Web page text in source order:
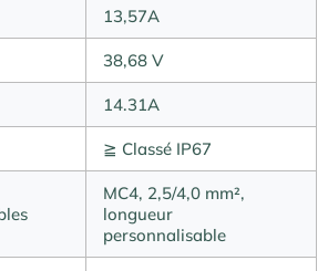
13,57A
38,68 V
14.31A
≧ Classé IP67
MC4, 2,5/4,0 mm²,
longueur
personnalisable